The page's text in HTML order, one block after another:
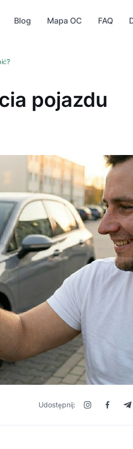
Blog Mapa OC FAQ
pojazdu
Udostępnij: